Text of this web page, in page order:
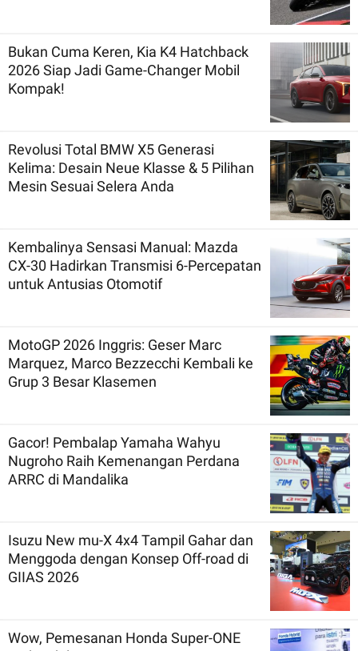
Bukan Cuma Keren, Kia K4 Hatchback
2026 Siap Jadi Game-Changer Mobil
Kompak!
Revolusi Total BMW X5 Generasi
Kelima: Desain Neue Klasse & 5 Pilihan
Mesin Sesuai Selera Anda
Kembalinya Sensasi Manual: Mazda
CX-30 Hadirkan Transmisi 6-Percepatan
untuk Antusias Otomotif
MotoGP 2026 Inggris: Geser Marc
Marquez, Marco Bezzecchi Kembali ke
Grup 3 Besar Klasemen
Gacor! Pembalap Yamaha Wahyu
Nugroho Raih Kemenangan Perdana
ARRC di Mandalika
Isuzu New mu-X 4x4 Tampil Gahar dan
Menggoda dengan Konsep Off-road di
GIIAS 2026
Wow, Pemesanan Honda Super-ONE